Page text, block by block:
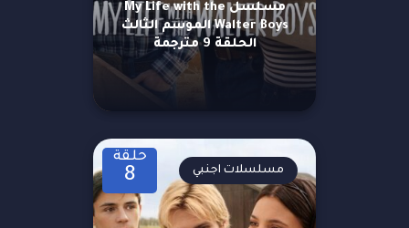
مسلسل My Life with the
Walter Boys الموسم الثالث
الحلقة 9 مترجمة
حلقة
8 مسلسلات اجنبي